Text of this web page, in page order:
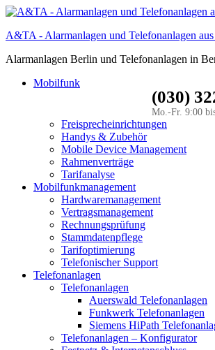
A&TA - Alarmanlagen und Telefonanlagen
Alarmanlagen Berlin und Telefonanlagen in
(030)
Mo.-Fr. 9:00
Mobilfunk
Freisprecheinrichtungen
Handys & Zubehör
Mobile Device Management
Rahmenverträge
Tarifanalyse
Mobilfunkmanagement
Hardwaremanagement
Vertragsmanagement
Rechnungsprüfung
Stammdatenpflege
Tarifoptimierung
Telefonischer Support
Telefonanlagen
Telefonanlagen
Auerswald Telefonanlagen
Funkwerk Telefonanlagen
Siemens HiPath
Telefonanlagen – Konfigurator